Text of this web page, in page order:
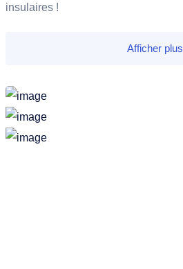
insulaires !
Afficher plus